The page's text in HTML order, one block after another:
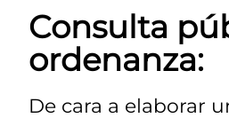
Consulta
ordenanza:
De cara a elaborar